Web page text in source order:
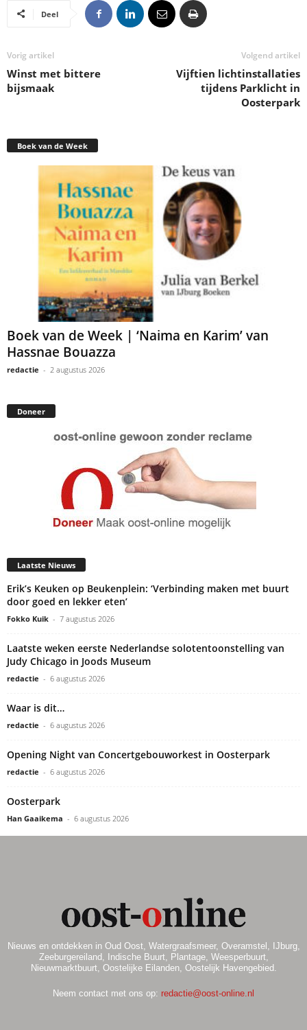
Deel
Vorig artikel
Winst met bittere
bijsmaak
Volgend artikel
Vijftien lichtinstallaties
tijdens Parklicht in
Oosterpark
Boek van de Week
Boek van de Week | ‘Naima en Karim’ van
Hassnae Bouazza
redactie - 2 augustus 2026
Doneer
Laatste Nieuws
Erik’s Keuken op Beukenplein: ‘Verbinding maken met buurt
door goed en lekker eten’
Fokko Kuik - 7 augustus 2026
Laatste weken eerste Nederlandse solotentoonstelling van
Judy Chicago in Joods Museum
redactie - 6 augustus 2026
Waar is dit…
redactie - 6 augustus 2026
Opening Night van Concertgebouworkest in Oosterpark
redactie - 6 augustus 2026
Oosterpark
Han Gaaikema - 6 augustus 2026
Nieuws en ontdekken in Oud Oost, Watergraafsmeer, Overamstel, IJburg,
Zeeburgereiland, Indische Buurt, Plantage, Weesperbuurt,
Nieuwmarktbuurt, Oostelijke Eilanden, Oostelijk Havengebied.
Neem contact met ons op: redactie@oost-online.nl